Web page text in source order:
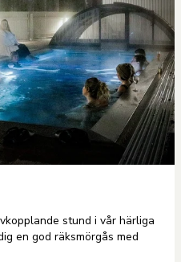
stund i vår härliga
en god räksmörgås med